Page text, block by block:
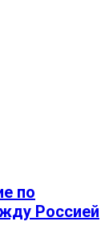
по
Россией